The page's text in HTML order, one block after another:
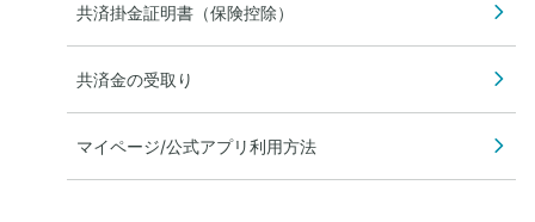
共済掛金証明書（保険控除）
共済金の受取り
マイページ/公式アプリ利用方法